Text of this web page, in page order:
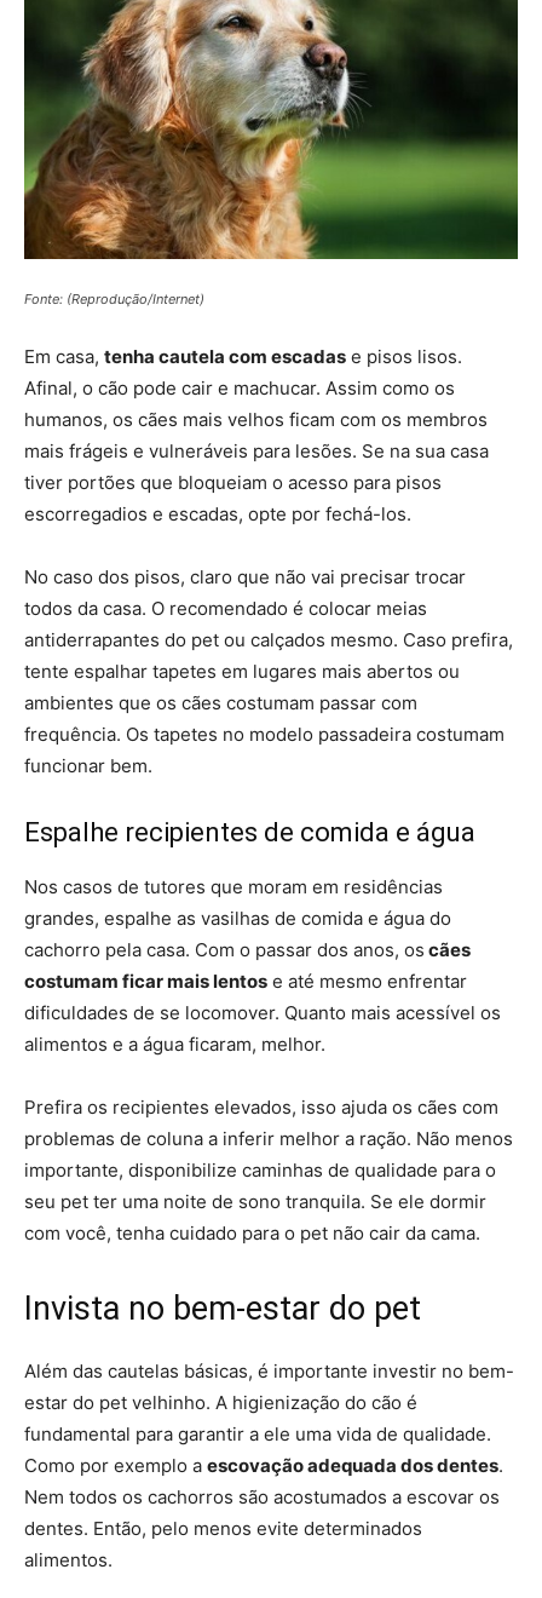
Fonte: (Reprodução/Internet)
Em casa, tenha cautela com escadas e pisos lisos.
Afinal, o cão pode cair e machucar. Assim como os
humanos, os cães mais velhos ficam com os membros
mais frágeis e vulneráveis para lesões. Se na sua casa
tiver portões que bloqueiam o acesso para pisos
escorregadios e escadas, opte por fechá-los.
No caso dos pisos, claro que não vai precisar trocar
todos da casa. O recomendado é colocar meias
antiderrapantes do pet ou calçados mesmo. Caso prefira,
tente espalhar tapetes em lugares mais abertos ou
ambientes que os cães costumam passar com
frequência. Os tapetes no modelo passadeira costumam
funcionar bem.
Espalhe recipientes de comida e água
Nos casos de tutores que moram em residências
grandes, espalhe as vasilhas de comida e água do
cachorro pela casa. Com o passar dos anos, os cães
costumam ficar mais lentos e até mesmo enfrentar
dificuldades de se locomover. Quanto mais acessível os
alimentos e a água ficaram, melhor.
Prefira os recipientes elevados, isso ajuda os cães com
problemas de coluna a inferir melhor a ração. Não menos
importante, disponibilize caminhas de qualidade para o
seu pet ter uma noite de sono tranquila. Se ele dormir
com você, tenha cuidado para o pet não cair da cama.
Invista no bem-estar do pet
Além das cautelas básicas, é importante investir no bem-
estar do pet velhinho. A higienização do cão é
fundamental para garantir a ele uma vida de qualidade.
Como por exemplo a escovação adequada dos dentes.
Nem todos os cachorros são acostumados a escovar os
dentes. Então, pelo menos evite determinados
alimentos.